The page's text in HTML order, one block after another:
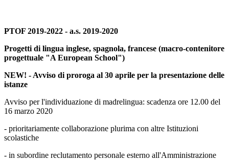
PTOF 2019-2022 - a.s. 2019-2020
Progetti di lingua inglese, spagnola, francese (macro-contenitore
progettuale "A European School")
NEW! - Avviso di proroga al 30 aprile per la presentazione delle
istanze
Avviso per l'individuazione di madrelingua: scadenza ore 12.00 del
16 marzo 2020
- prioritariamente collaborazione plurima con altre Istituzioni
scolastiche
- in subordine reclutamento personale esterno all'Amministrazione